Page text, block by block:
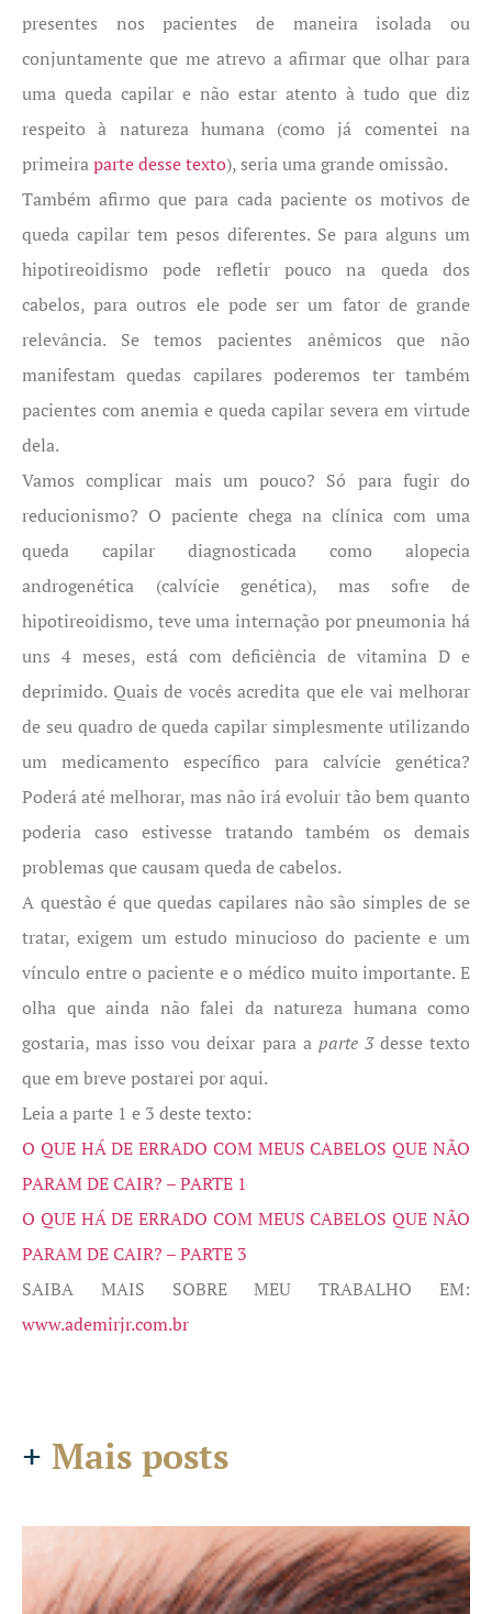
presentes nos pacientes de maneira isolada ou
conjuntamente que me atrevo a afirmar que olhar para
uma queda capilar e não estar atento à tudo que diz
respeito à natureza humana (como já comentei na
primeiraparte desse texto), seria uma grande omissão.
Também afirmo que para cada paciente os motivos de
queda capilar tem pesos diferentes. Se para alguns um
hipotireoidismo pode refletir pouco na queda dos
cabelos, para outros ele pode ser um fator de grande
relevância. Se temos pacientes anêmicos que não
manifestam quedas capilares poderemos ter também
pacientes com anemia e queda capilar severa em virtude
dela.
Vamos complicar mais um pouco? Só para fugir do
reducionismo? O paciente chega na clínica com uma
queda capilar diagnosticada como alopecia
androgenética (calvície genética), mas sofre de
hipotireoidismo, teve uma internação por pneumonia há
uns 4 meses, está com deficiência de vitamina D e
deprimido. Quais de vocês acredita que ele vai melhorar
de seu quadro de queda capilar simplesmente utilizando
um medicamento específico para calvície genética?
Poderá até melhorar, mas não irá evoluir tão bem quanto
poderia caso estivesse tratando também os demais
problemas que causam queda de cabelos.
A questão é que quedas capilares não são simples de se
tratar, exigem um estudo minucioso do paciente e um
vínculo entre o paciente e o médico muito importante. E
olha que ainda não falei da natureza humana como
gostaria, mas isso vou deixar para a parte 3desse texto
que em breve postarei por aqui.
Leia a parte 1 e 3 deste texto:
O QUE HÁ DE ERRADO COM MEUS CABELOS QUE NÃO
PARAM DE CAIR? – PARTE 1
O QUE HÁ DE ERRADO COM MEUS CABELOS QUE NÃO
PARAM DE CAIR? – PARTE 3
SAIBA MAIS SOBRE MEU TRABALHO EM:
www.ademirjr.com.br
+ Mais posts